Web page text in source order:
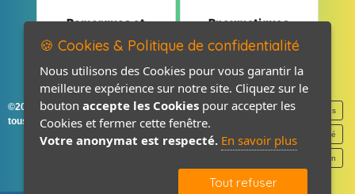
Remorques et
Pneumatiques
©2026-2027 France Accastillage
tous droits réservés
Mentions légales
Politique de confidentialité
Contact / Plan
🍪 Cookies & Politique de confidentialité
Nous utilisons des Cookies pour vous garantir la
meilleure expérience sur notre site. Cliquez sur le
bouton accepte les Cookies pour accepter les
Cookies et fermer cette fenêtre.
Votre anonymat est respecté. En savoir plus
Tout refuser